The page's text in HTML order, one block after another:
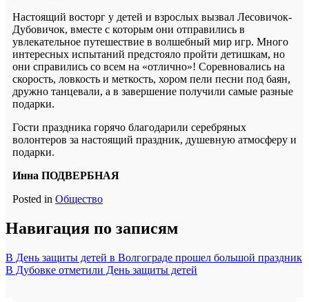
Настоящий восторг у детей и взрослых вызвал Лесовичок-
Дубовичок, вместе с которым они отправились в
увлекательное путешествие в волшебный мир игр. Много
интересных испытаний предстояло пройти детишкам, но
они справились со всем на «отлично»! Соревновались на
скорость, ловкость и меткость, хором пели песни под баян,
дружно танцевали, а в завершение получили самые разные
подарки.
Гости праздника горячо благодарили серебряных
волонтеров за настоящий праздник, душевную атмосферу и
подарки.
Инна ПОДВЕРБНАЯ
Posted in Общество
Навигация по записям
В День защиты детей в Волгограде прошел большой праздник
В Дубовке отметили День защиты детей